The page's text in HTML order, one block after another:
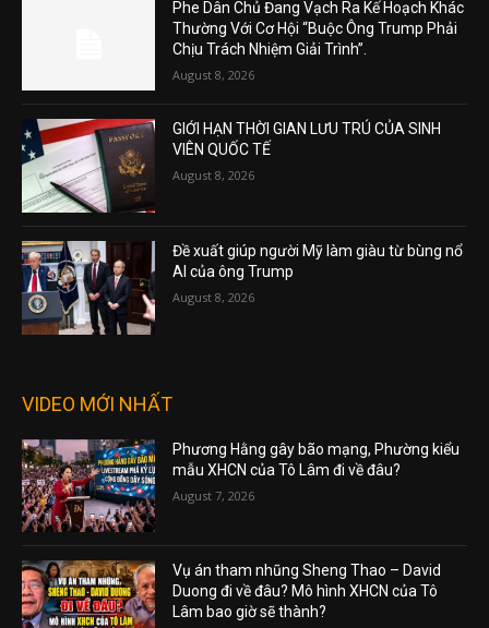
Phe Dân Chủ Đang Vạch Ra Kế Hoạch Khác
Thường Với Cơ Hội “Buộc Ông Trump Phải
Chịu Trách Nhiệm Giải Trình”.
August 8, 2026
GIỚI HẠN THỜI GIAN LƯU TRÚ CỦA SINH
VIÊN QUỐC TẾ
August 8, 2026
Đề xuất giúp người Mỹ làm giàu từ bùng nổ
AI của ông Trump
August 8, 2026
VIDEO MỚI NHẤT
Phương Hằng gây bão mạng, Phường kiểu
mẫu XHCN của Tô Lâm đi về đâu?
August 7, 2026
Vụ án tham nhũng Sheng Thao – David
Duong đi về đâu? Mô hình XHCN của Tô
Lâm bao giờ sẽ thành?